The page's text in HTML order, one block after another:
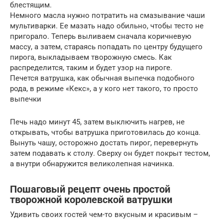
блестящим.
Немного масла нужно потратить на смазывание чаши
мультиварки. Ее мазать надо обильно, чтобы тесто не
пригорало. Теперь выливаем сначала коричневую
массу, а затем, стараясь попадать по центру будущего
пирога, выкладываем творожную смесь. Как
распределится, таким и будет узор на пироге.
Печется ватрушка, как обычная выпечка подобного
рода, в режиме «Кекс», а у кого нет такого, то просто
выпечки
Печь надо минут 45, затем выключить нагрев, не
открывать, чтобы ватрушка приготовилась до конца.
Вынуть чашу, осторожно достать пирог, перевернуть
затем подавать к столу. Сверху он будет покрыт тестом,
а внутри обнаружится великолепная начинка.
Пошаговый рецепт очень простой
творожной королевской ватрушки
Удивить своих гостей чем-то вкусным и красивым –